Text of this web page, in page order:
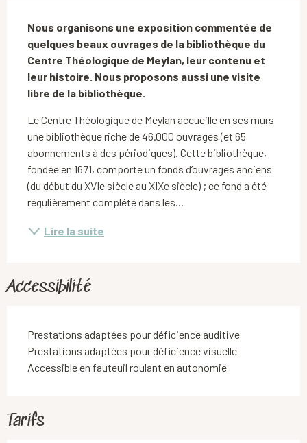
Nous organisons une exposition commentée de
quelques beaux ouvrages de la bibliothèque du
Centre Théologique de Meylan, leur contenu et
leur histoire. Nous proposons aussi une visite
libre de la bibliothèque.
Le Centre Théologique de Meylan accueille en ses murs
une bibliothèque riche de 46.000 ouvrages (et 65
abonnements à des périodiques). Cette bibliothèque,
fondée en 1671, comporte un fonds d’ouvrages anciens
(du début du XVIe siècle au XIXe siècle) ; ce fond a été
régulièrement complété dans les...
Lire la suite
Accessibilité
Prestations adaptées pour déficience auditive
Prestations adaptées pour déficience visuelle
Accessible en fauteuil roulant en autonomie
Tarifs